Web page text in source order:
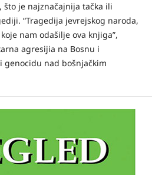
što je najznačajnija tačka ili
“Tragedija jevrejskog naroda,
nam odašilje ova knjiga”,
agresijia na Bosnu i
genocidu nad bošnjačkim